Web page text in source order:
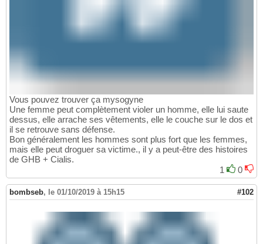
Vous pouvez trouver ça mysogyne
Une femme peut complètement violer un homme, elle lui saute
dessus, elle arrache ses vêtements, elle le couche sur le dos et
il se retrouve sans défense.
Bon généralement les hommes sont plus fort que les femmes,
mais elle peut droguer sa victime., il y a peut-être des histoires
de GHB + Cialis.
1
0
bombseb, le 01/10/2019 à 15h15 #102